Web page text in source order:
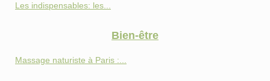
Les indispensables: les...
Bien-être
Massage naturiste à Paris :...